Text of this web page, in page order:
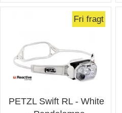
Fri fragt
PETZL Swift RL - White